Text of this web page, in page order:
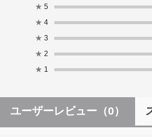
★ 5
★ 4
★ 3
★ 2
★ 1
ユーザーレビュー （0）